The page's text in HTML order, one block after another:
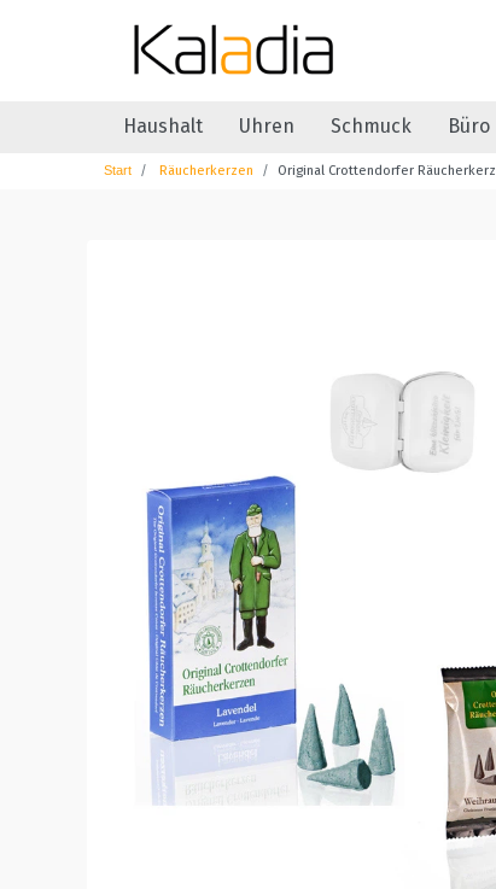
Haushalt Uhren Schmuck Büro
Räucherkerzen Original Crottendorfer